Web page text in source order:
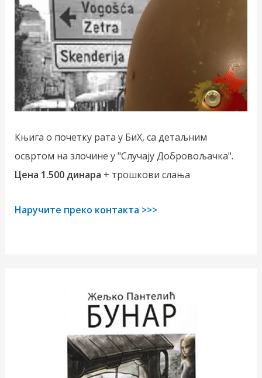
Књига о почетку рата у БиХ, са детаљним
освртом на злочине у "Случају Добровољачка".
Цена 1.500 динара + трошкови слања
Наручите преко контакта >>>